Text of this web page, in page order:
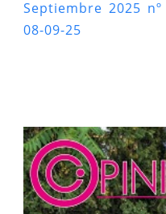
Septiembre 2025 nº
08-09-25